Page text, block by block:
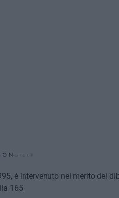
è intervenuto nel merito del
165.